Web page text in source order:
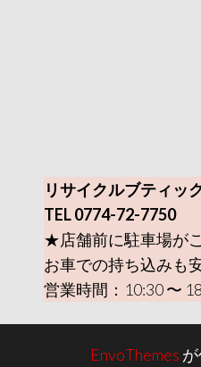
リサイクルブティッ
TEL 0774-72-7750
★店舗前に駐車場が
お車での持ち込みも
営業時間：10:30 〜
EnvoThemes